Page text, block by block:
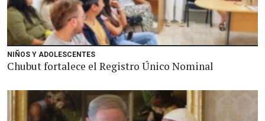
NIÑOS Y ADOLESCENTES
Chubut fortalece el Registro Único Nominal